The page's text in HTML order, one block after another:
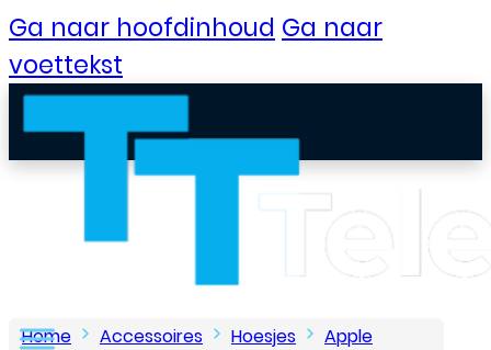
Ga naar hoofdinhoud Ga naar
voettekst
Home Accessoires Hoesjes
Apple